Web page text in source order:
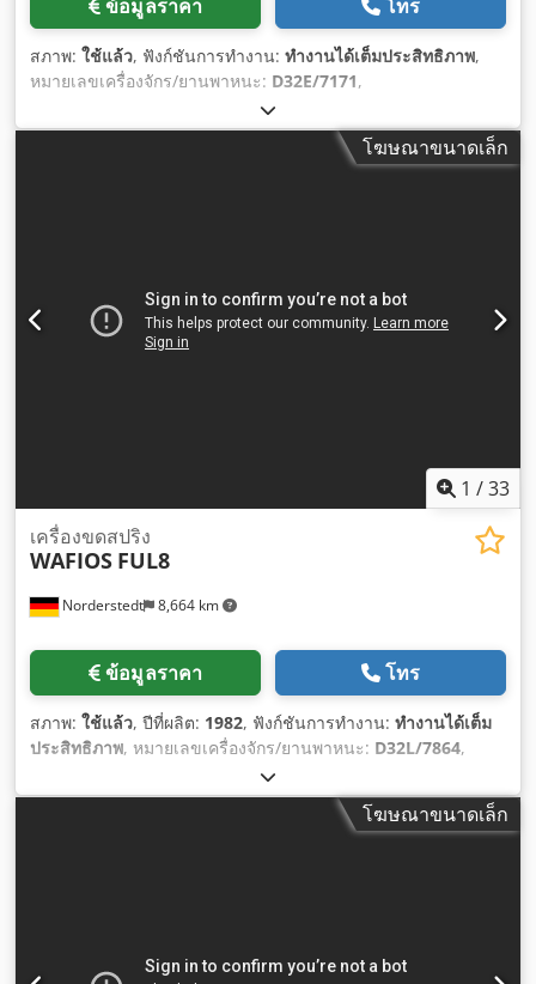
ข้อมูลราคา โทร
สภาพ: ใช้แล้ว, ฟังก์ชันการทำงาน: ทำงานได้เต็มประสิทธิภาพ,
หมายเลขเครื่องจักร/ยานพาหนะ: D32E/7171,
โฆษณาขนาดเล็ก
1 /33
Norderstedt 8,664 km
เครื่องขดสปริง
WAFIOS FUL8
ข้อมูลราคา โทร
สภาพ: ใช้แล้ว, ปีที่ผลิต: 1982, ฟังก์ชันการทำงาน: ทำงานได้เต็ม
ประสิทธิภาพ, หมายเลขเครื่องจักร/ยานพาหนะ: D32L/7864,
โฆษณาขนาดเล็ก